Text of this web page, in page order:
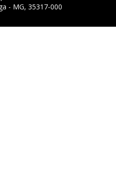
- MG, 35317-000